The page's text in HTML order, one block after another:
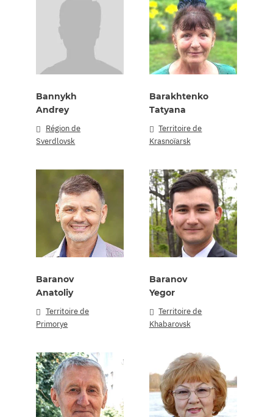
Bannykh
Andrey
Région de
Sverdlovsk
Barakhtenko
Tatyana
Territoire de
Krasnoïarsk
Baranov
Anatoliy
Territoire de
Primorye
Baranov
Yegor
Territoire de
Khabarovsk